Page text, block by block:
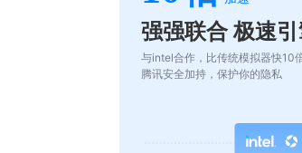
强强联合 极速
与intel合作，比传统模拟器快10
腾讯安全加持，保护你的隐私